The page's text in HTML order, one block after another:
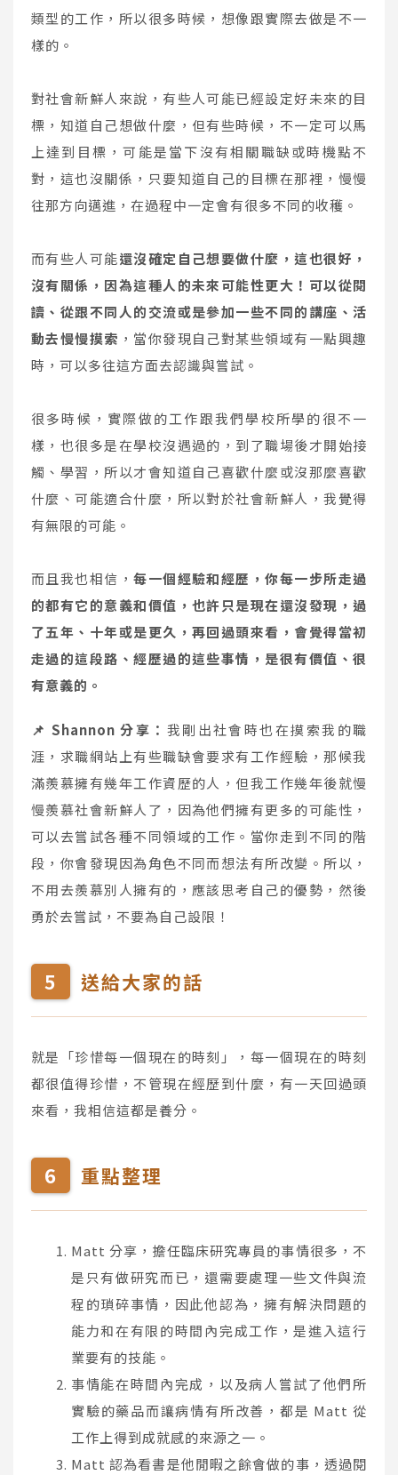
類型的工作，所以很多時候，想像跟實際去做是不一
樣的。
對社會新鮮人來說，有些人可能已經設定好未來的目
標，知道自己想做什麼，但有些時候，不一定可以馬
上達到目標，可能是當下沒有相關職缺或時機點不
對，這也沒關係，只要知道自己的目標在那裡，慢慢
往那方向邁進，在過程中一定會有很多不同的收穫。
而有些人可能還沒確定自己想要做什麼，這也很好，
沒有關係，因為這種人的未來可能性更大！可以從閱
讀、從跟不同人的交流或是參加一些不同的講座、活
動去慢慢摸索 ，當你發現自己對某些領域有一點興趣
時，可以多往這方面去認識與嘗試。
很多時候，實際做的工作跟我們學校所學的很不一
樣，也很多是在學校沒遇過的，到了職場後才開始接
觸、學習，所以才會知道自己喜歡什麼或沒那麼喜歡
什麼、可能適合什麼，所以對於社會新鮮人，我覺得
有無限的可能。
而且我也相信，每一個經驗和經歷，你每一步所走過
的都有它的意義和價值，也許只是現在還沒發現，過
了五年、十年或是更久，再回過頭來看，會覺得當初
走過的這段路、經歷過的這些事情，是很有價值、很
有意義的。
📌 Shannon 分享： 我剛出社會時也在摸索我的職
涯，求職網站上有些職缺會要求有工作經驗，那候我
滿羨慕擁有幾年工作資歷的人，但我工作幾年後就慢
慢羨慕社會新鮮人了，因為他們擁有更多的可能性，
可以去嘗試各種不同領域的工作。當你走到不同的階
段，你會發現因為角色不同而想法有所改變。所以，
不用去羨慕別人擁有的，應該思考自己的優勢，然後
勇於去嘗試，不要為自己設限！
送給大家的話
就是「珍惜每一個現在的時刻」，每一個現在的時刻
都很值得珍惜，不管現在經歷到什麼，有一天回過頭
來看，我相信這都是養分。
重點整理
Matt 分享，擔任臨床研究專員的事情很多，不
是只有做研究而已，還需要處理一些文件與流
程的瑣碎事情，因此他認為，擁有解決問題的
能力和在有限的時間內完成工作，是進入這行
業要有的技能。
事情能在時間內完成，以及病人嘗試了他們所
實驗的藥品而讓病情有所改善，都是 Matt 從
工作上得到成就感的來源之一。
Matt 認為看書是他閒暇之餘會做的事，透過閱